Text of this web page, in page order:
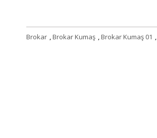
Brokar ,Brokar Kumaş ,Brokar Kumaş 01 ,